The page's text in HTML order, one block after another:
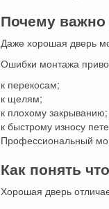
Почему
Даже хорошая дверь
Ошибки монтажа
к перекосам;
к щелям;
к плохому закрыванию;
к быстрому износу
Профессиональный
Как понять
Хорошая дверь